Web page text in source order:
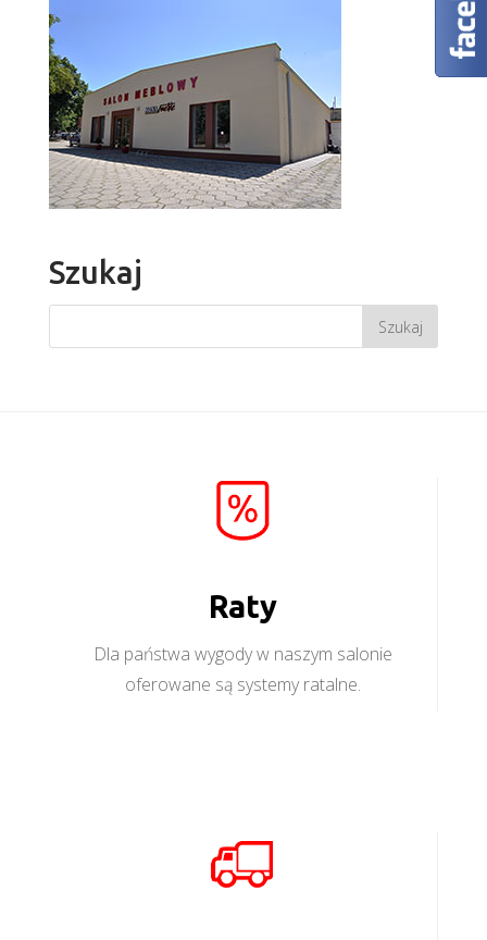
Szukaj
Raty
Dla państwa wygody w naszym salonie
oferowane są systemy ratalne.